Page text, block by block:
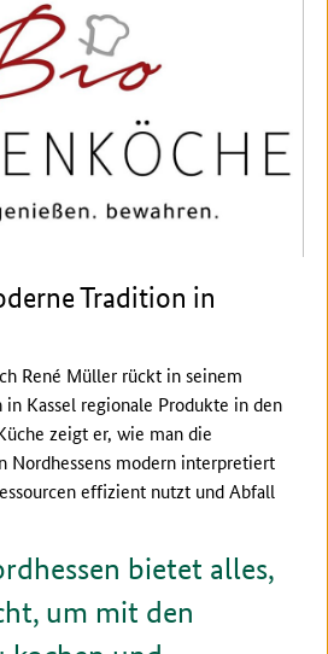
Tradition in
René Müller rückt in seinem
in Kassel regionale Produkte in den
zeigt er, wie man die
Nordhessens modern interpretiert
effizient nutzt und Abfall
bietet alles,
um mit den